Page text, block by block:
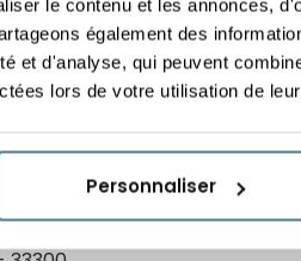
le contenu et les annonces,
également des
et d'analyse, qui peuvent
lors de votre utilisation de
Personnaliser
Château
5
Plus que
places